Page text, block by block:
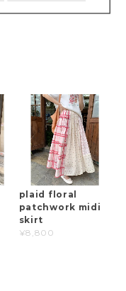
plaid floral
patchwork midi
skirt
¥8,800